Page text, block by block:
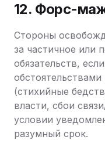
12. Форс-
Стороны
за частичное или
обязательств,
(стихийные
власти, сбои
условии
разумный срок.